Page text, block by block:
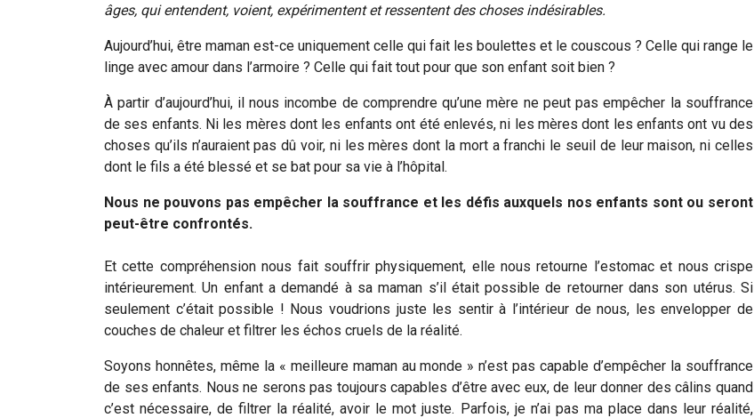
âges, qui entendent, voient, expérimentent et ressentent des choses indésirables.
Aujourd’hui, être maman est-ce uniquement celle qui fait les boulettes et le couscous ? Celle qui range le
linge avec amour dans l’armoire ? Celle qui fait tout pour que son enfant soit bien ?
À partir d’aujourd’hui, il nous incombe de comprendre qu’une mère ne peut pas empêcher la souffrance
de ses enfants. Ni les mères dont les enfants ont été enlevés, ni les mères dont les enfants ont vu des
choses qu’ils n’auraient pas dû voir, ni les mères dont la mort a franchi le seuil de leur maison, ni celles
dont le fils a été blessé et se bat pour sa vie à l’hôpital.
Nous ne pouvons pas empêcher la souffrance et les défis auxquels nos enfants sont ou seront
peut-être confrontés.
Et cette compréhension nous fait souffrir physiquement, elle nous retourne l’estomac et nous crispe
intérieurement. Un enfant a demandé à sa maman s’il était possible de retourner dans son utérus. Si
seulement c’était possible ! Nous voudrions juste les sentir à l’intérieur de nous, les envelopper de
couches de chaleur et filtrer les échos cruels de la réalité.
Soyons honnêtes, même la « meilleure maman au monde » n’est pas capable d’empêcher la souffrance
de ses enfants. Nous ne serons pas toujours capables d’être avec eux, de leur donner des câlins quand
c’est nécessaire, de filtrer la réalité, avoir le mot juste. Parfois, je n’ai pas ma place dans leur réalité,